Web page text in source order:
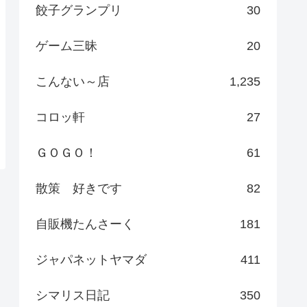
餃子グランプリ 30
ゲーム三昧 20
こんない～店 1,235
コロッ軒 27
ＧＯＧＯ！ 61
散策 好きです 82
自販機たんさーく 181
ジャパネットヤマダ 411
シマリス日記 350